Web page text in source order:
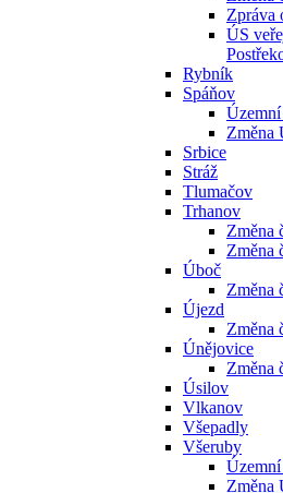
Zpráva
ÚS
Rybník
Spáňov
Změna
Srbice
Stráž
Tlumačov
Trhanov
Změna
Změna
Úboč
Změna
Újezd
Změna
Únějovice
Změna
Úsilov
Vlkanov
Všepadly
Všeruby
Změna